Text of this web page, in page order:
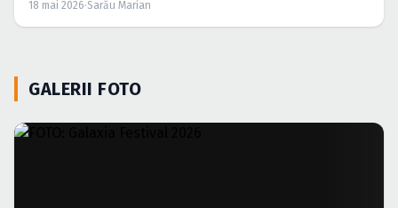
18 mai 2026·Sarău Marian
GALERII FOTO